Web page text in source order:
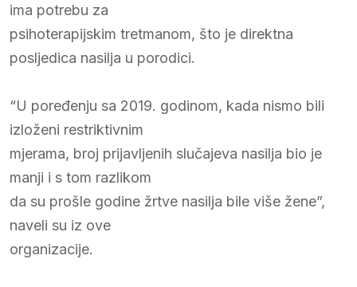
ima potrebu za
psihoterapijskim tretmanom, što je direktna
posljedica nasilja u porodici.
“U poređenju sa 2019. godinom, kada nismo bili
izloženi restriktivnim
mjerama, broj prijavljenih slučajeva nasilja bio je
manji i s tom razlikom
da su prošle godine žrtve nasilja bile više žene”,
naveli su iz ove
organizacije.